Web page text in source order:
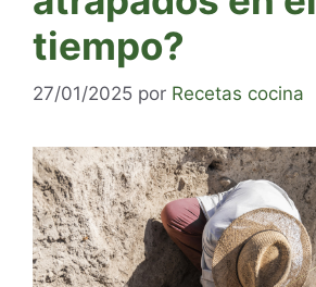
tiempo?
27/01/2025 por Recetas cocina